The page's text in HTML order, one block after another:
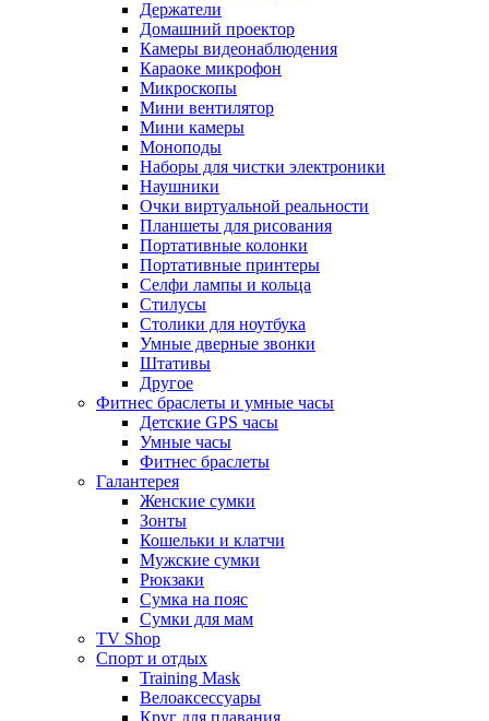
Держатели
Домашний проектор
Камеры видеонаблюдения
Караоке микрофон
Микроскопы
Мини вентилятор
Мини камеры
Моноподы
Наборы для чистки электроники
Наушники
Очки виртуальной реальности
Планшеты для рисования
Портативные колонки
Портативные принтеры
Селфи лампы и кольца
Стилусы
Столики для ноутбука
Умные дверные звонки
Штативы
Другое
Фитнес браслеты и умные часы
Детские GPS часы
Умные часы
Фитнес браслеты
Галантерея
Женские сумки
Зонты
Кошельки и клатчи
Мужские сумки
Рюкзаки
Сумка на пояс
Сумки для мам
TV Shop
Спорт и отдых
Training Mask
Велоаксессуары
Круг для плавания